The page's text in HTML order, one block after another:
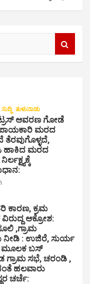
ತುಳುನಾಡು
ಆವರಣ ಗೋಡೆ
ಮರದ
ತೆರವುಗೊಳ್ಳದೆ,
ಹಾಕಿದ ಮರದ
ಕಾರಣ, ಕ್ರಮ
ಆಕ್ರೋಶ:
,ಗ್ರಾಮ
ನೀಡಿ : ಉಜಿರೆ, ಸುರ್ಯ
ಮೂಲಕ ಬಸ್
ಗ್ರಾಮ ಸಭೆ, ಚರಂಡಿ ,
ಹಲವಾರು
ಚರ್ಚೆ: